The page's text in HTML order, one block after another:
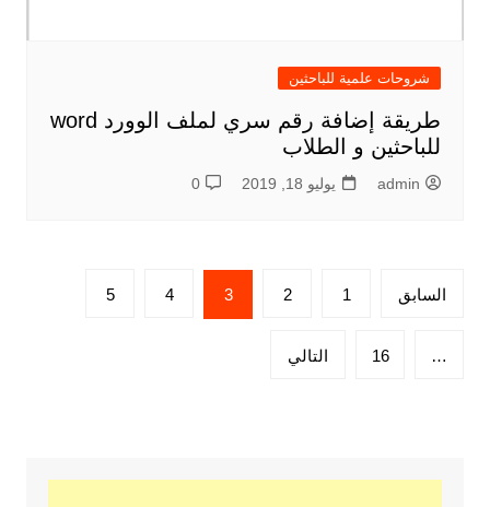
شروحات علمية للباحثين
طريقة إضافة رقم سري لملف الوورد word
للباحثين و الطلاب
admin يوليو 18, 2019 0
تعدد
المقالات
السابق 1
2
3
4
5
…
16 التالي